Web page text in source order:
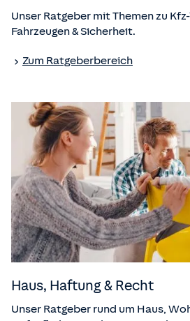
Unser Ratgeber mit Themen zu
Fahrzeugen & Sicherheit.
Zum Ratgeberbereich
Haus, Haftung & Recht
Unser Ratgeber rund um Haus,